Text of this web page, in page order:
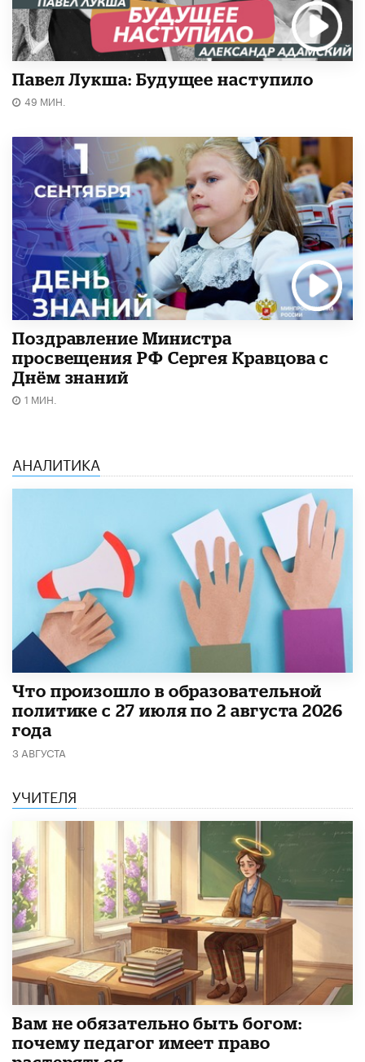
Павел Лукша: Будущее наступило
49 МИН.
Поздравление Министра
просвещения РФ Сергея Кравцова с
Днём знаний
1 МИН.
АНАЛИТИКА
​Что произошло в образовательной
политике с 27 июля по 2 августа 2026
года
3 АВГУСТА
УЧИТЕЛЯ
​Вам не обязательно быть богом:
почему педагог имеет право